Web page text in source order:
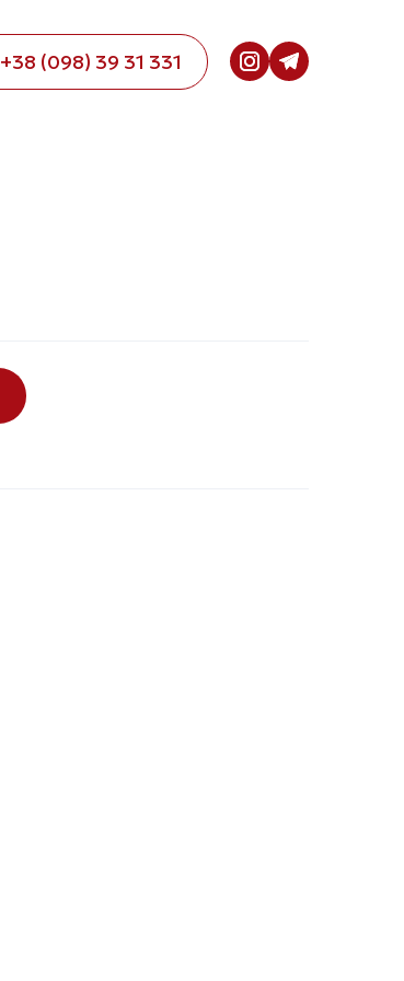
+38 (098) 39 31 331